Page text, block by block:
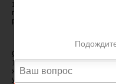
1. Усыновление или
приоритетной формой
родителей. (п. 1 введен
Статья 125. СК РФ. Порядок
1. Усыновление производится
желающих усыновить
усыновления ребенка